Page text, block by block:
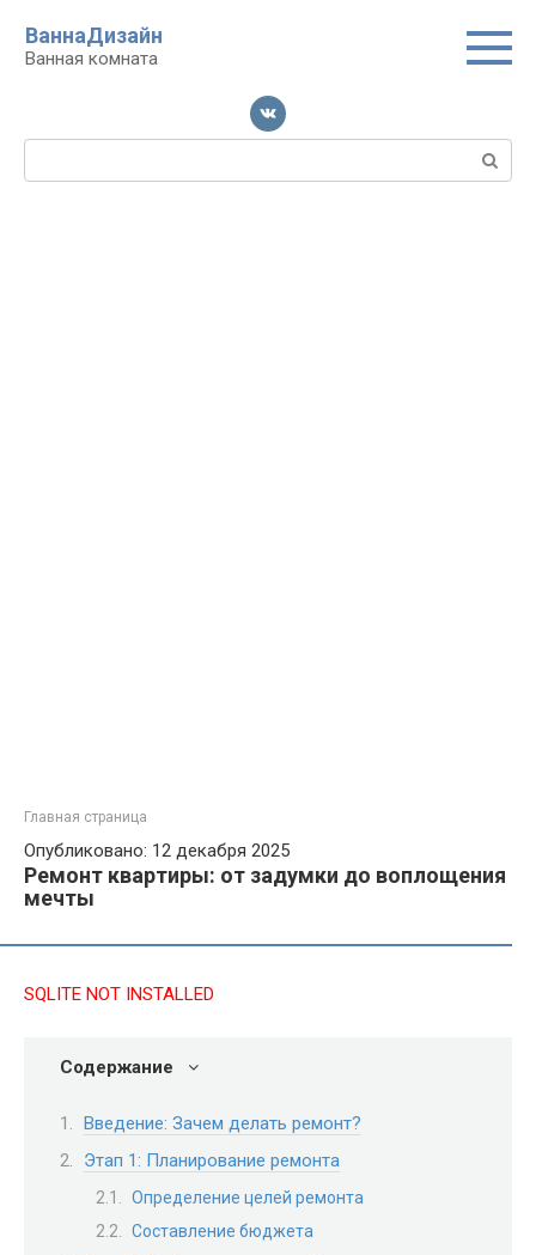
контенту
ВаннаДизайн
Ванная комната
Поиск:
Главная страница
Опубликовано: 12 декабря 2025
Ремонт квартиры: от задумки до воплощения
мечты
SQLITE NOT INSTALLED
Содержание
Введение: Зачем делать ремонт?
Этап 1: Планирование ремонта
Определение целей ремонта
Составление бюджета